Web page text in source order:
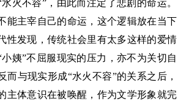
火不容”，由此而注定了悲剧的命运。
能主宰自己的命运，这个逻辑放在当下
性发现，传统社会里有太多这样的爱情
姨”不屈服现实的压力，亦不为关切自
而与现实形成“水火不容”的关系之后，
主体意识在被唤醒，作为文学形象就完